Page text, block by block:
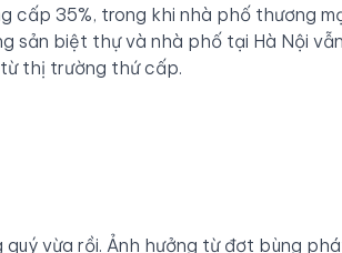
cấp 35%, trong khi nhà phố thương
sản biệt thự và nhà phố tại Hà Nội
thị trường thứ cấp.
vừa rồi. Ảnh hưởng từ đợt bùng